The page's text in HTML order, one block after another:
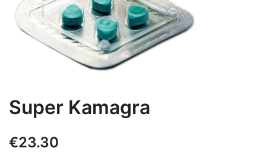
Super Kamagra
€23.30